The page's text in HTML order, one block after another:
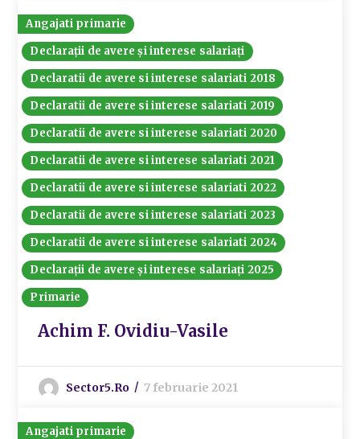
Angajati primarie
Declarații de avere și interese salariați
Declaratii de avere si interese salariati 2018
Declaratii de avere si interese salariati 2019
Declaratii de avere si interese salariati 2020
Declaratii de avere si interese salariati 2021
Declaratii de avere si interese salariati 2022
Declaratii de avere si interese salariati 2023
Declaratii de avere si interese salariati 2024
Declarații de avere și interese salariați 2025
Primarie
Achim F. Ovidiu-Vasile
Sector5.ro 7 februarie 2021
Angajati primarie